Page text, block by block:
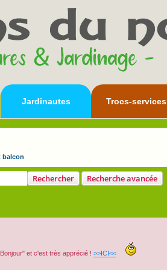
Jardinautes Trocs-services
balcon
Rechercher Recherche avancée
et c'est très apprécié ! >>ICI<<